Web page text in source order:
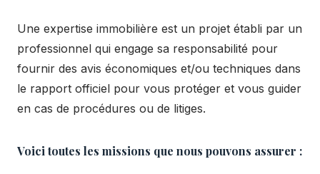
Une expertise immobilière est un projet établi par un
professionnel qui engage sa responsabilité pour
fournir des avis économiques et/ou techniques dans
le rapport officiel pour vous protéger et vous guider
en cas de procédures ou de litiges.
Voici toutes les missions que nous pouvons assurer :